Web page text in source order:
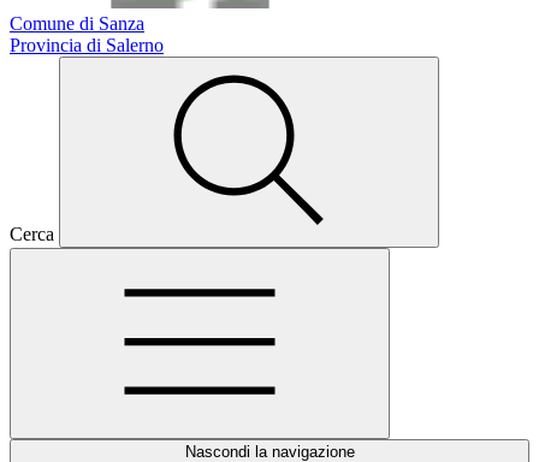
Comune di Sanza
Provincia di Salerno
Cerca
Nascondi la navigazione